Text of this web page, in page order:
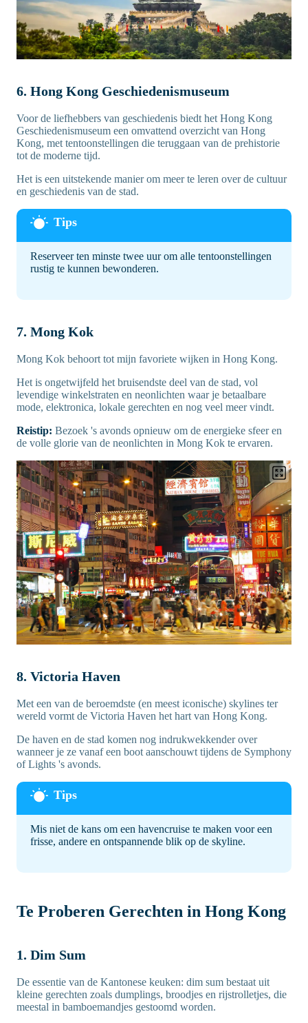
6. Hong Kong Geschiedenismuseum
Voor de liefhebbers van geschiedenis biedt het Hong Kong
Geschiedenismuseum een omvattend overzicht van Hong
Kong, met tentoonstellingen die teruggaan van de prehistorie
tot de moderne tijd.
Het is een uitstekende manier om meer te leren over de cultuur
en geschiedenis van de stad.
Reserveer ten minste twee uur om alle tentoonstellingen
rustig te kunnen bewonderen.
7. Mong Kok
Mong Kok behoort tot mijn favoriete wijken in Hong Kong.
Het is ongetwijfeld het bruisendste deel van de stad, vol
levendige winkelstraten en neonlichten waar je betaalbare
mode, elektronica, lokale gerechten en nog veel meer vindt.
Reistip: Bezoek 's avonds opnieuw om de energieke sfeer en
de volle glorie van de neonlichten in Mong Kok te ervaren.
8. Victoria Haven
Met een van de beroemdste (en meest iconische) skylines ter
wereld vormt de Victoria Haven het hart van Hong Kong.
De haven en de stad komen nog indrukwekkender over
wanneer je ze vanaf een boot aanschouwt tijdens de Symphony
of Lights 's avonds.
Mis niet de kans om een havencruise te maken voor een
frisse, andere en ontspannende blik op de skyline.
Te Proberen Gerechten in Hong Kong
1. Dim Sum
De essentie van de Kantonese keuken: dim sum bestaat uit
kleine gerechten zoals dumplings, broodjes en rijstrolletjes, die
meestal in bamboemandjes gestoomd worden.